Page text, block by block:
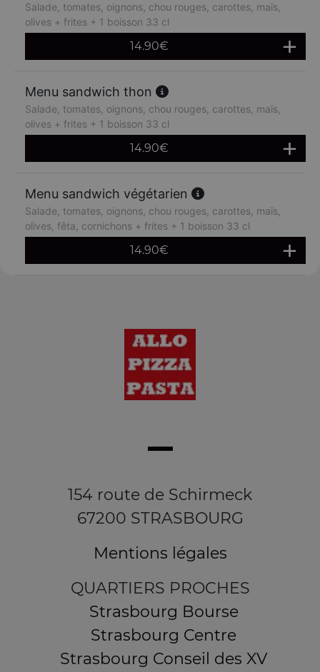
Salade, tomates, oignons, chou rouges, carottes, maïs,
olives + frites + 1 boisson 33 cl
14.90€
Menu sandwich thon
Salade, tomates, oignons, chou rouges, carottes, maïs,
olives + frites + 1 boisson 33 cl
14.90€
Menu sandwich végétarien
Salade, tomates, oignons, chou rouges, carottes, maïs,
olives, fêta, cornichons + frites + 1 boisson 33 cl
14.90€
154 route de Schirmeck
67200 STRASBOURG
Mentions légales
QUARTIERS PROCHES
Strasbourg Bourse
Strasbourg Centre
Strasbourg Conseil des XV